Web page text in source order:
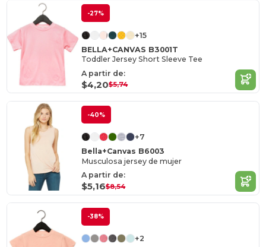
-27%
+15
BELLA+CANVAS B3001T
Toddler Jersey Short Sleeve Tee
A partir de:
$4,20$5,74
-40%
+7
Bella+Canvas B6003
Musculosa jersey de mujer
A partir de:
$5,16$8,54
-38%
+2